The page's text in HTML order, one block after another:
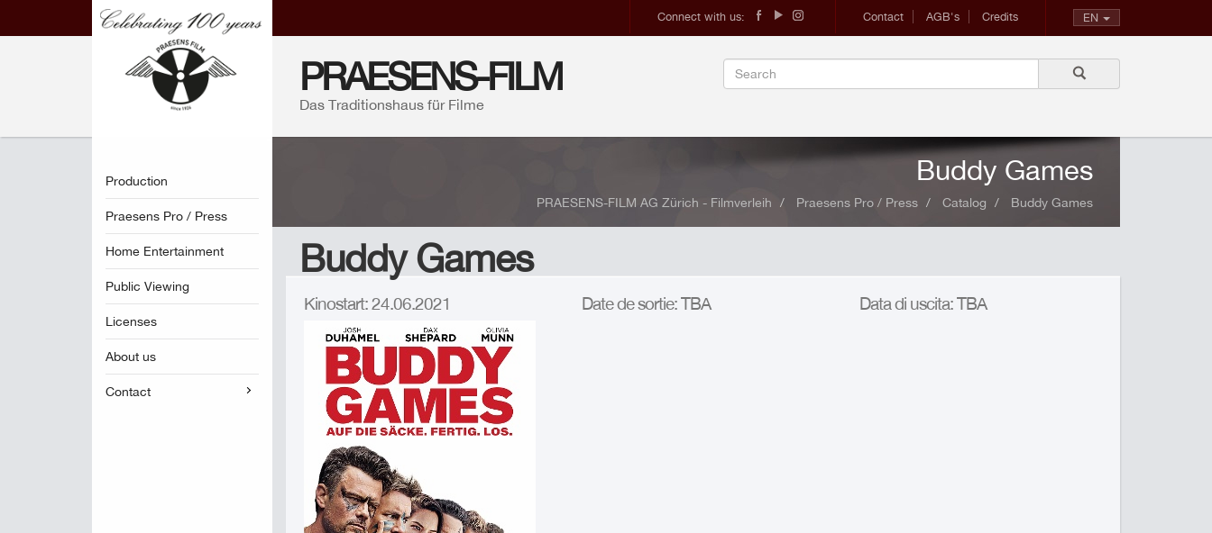
EN
Contact AGB's Credits
Connect with us:
PRAESENS-FILM
Das Traditionshaus für Filme
Production
Praesens Pro / Press
Home Entertainment
Public Viewing
Licenses
About us
Contact
Buddy Games
PRAESENS-FILM AG Zürich - Filmverleih Praesens Pro / Press Catalog Buddy Games
Buddy Games
Kinostart: 24.06.2021 Date de sortie: TBA Data di uscita: TBA